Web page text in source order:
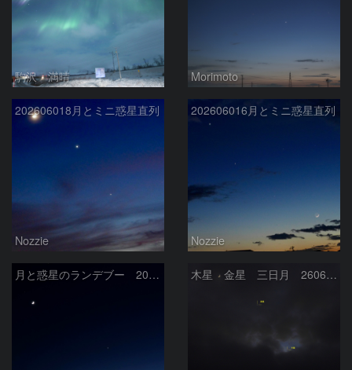
駒沢 満晴 Morimoto
202606018月とミニ惑星直列
Nozzie
202606016月とミニ惑星直列
Nozzie
月と惑星のランデブー 2026/06/19 木星 金星 三日月 260618